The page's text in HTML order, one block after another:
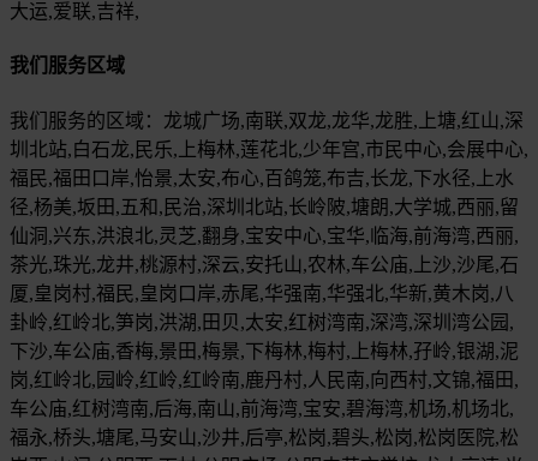
大运,爱联,吉祥,
我们服务区域
我们服务的区域：龙城广场,南联,双龙,龙华,龙胜,上塘,红山,深
圳北站,白石龙,民乐,上梅林,莲花北,少年宫,市民中心,会展中心,
福民,福田口岸,怡景,太安,布心,百鸽笼,布吉,长龙,下水径,上水
径,杨美,坂田,五和,民治,深圳北站,长岭陂,塘朗,大学城,西丽,留
仙洞,兴东,洪浪北,灵芝,翻身,宝安中心,宝华,临海,前海湾,西丽,
茶光,珠光,龙井,桃源村,深云,安托山,农林,车公庙,上沙,沙尾,石
厦,皇岗村,福民,皇岗口岸,赤尾,华强南,华强北,华新,黄木岗,八
卦岭,红岭北,笋岗,洪湖,田贝,太安,红树湾南,深湾,深圳湾公园,
下沙,车公庙,香梅,景田,梅景,下梅林,梅村,上梅林,孖岭,银湖,泥
岗,红岭北,园岭,红岭,红岭南,鹿丹村,人民南,向西村,文锦,福田,
车公庙,红树湾南,后海,南山,前海湾,宝安,碧海湾,机场,机场北,
福永,桥头,塘尾,马安山,沙井,后亭,松岗,碧头,松岗,松岗医院,松